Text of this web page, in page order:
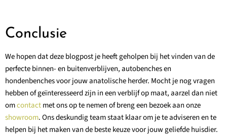
Conclusie
We hopen dat deze blogpost je heeft geholpen bij het vinden van de
perfecte binnen- en buitenverblijven, autobenches en
hondenbenches voor jouw anatolische herder. Mocht je nog vragen
hebben of geïnteresseerd zijn in een verblijf op maat, aarzel dan niet
omcontactmet ons op te nemen of breng een bezoek aan onze
showroom. Ons deskundig team staat klaar om je te adviseren en te
helpen bij het maken van de beste keuze voor jouw geliefde huisdier.